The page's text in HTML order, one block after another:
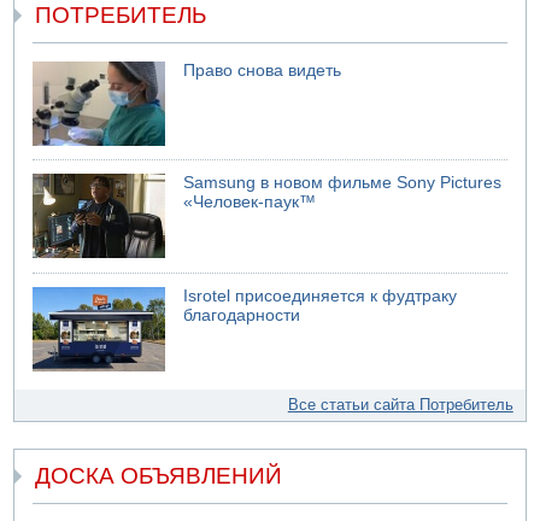
ПОТРЕБИТЕЛЬ
Право снова видеть
Samsung в новом фильме Sony Pictures
«Человек-паук™
Isrotel присоединяется к фудтраку
благодарности
Все статьи сайта Потребитель
ДОСКА ОБЪЯВЛЕНИЙ